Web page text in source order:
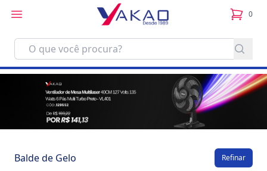
0
itens
Balde de Gelo Refinar